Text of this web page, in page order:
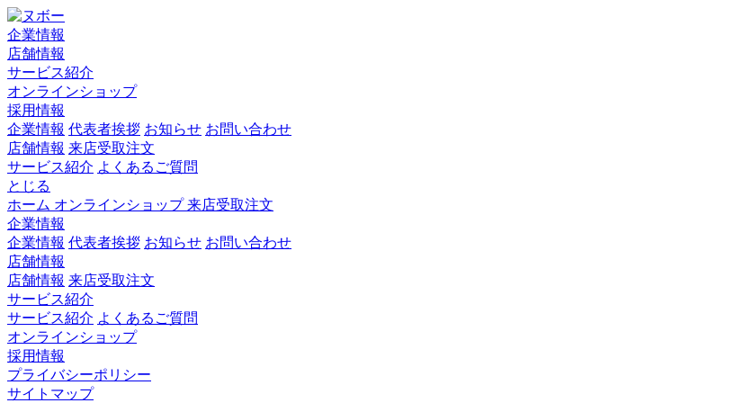
企業情報
店舗情報
サービス紹介
オンラインショップ
採用情報
企業情報 代表者挨拶 お知らせ お問い合わせ
店舗情報 来店受取注文
サービス紹介 よくあるご質問
とじる
ホーム オンラインショップ来店受取注文
企業情報
企業情報 代表者挨拶 お知らせ お問い合わせ
店舗情報
店舗情報 来店受取注文
サービス紹介
サービス紹介 よくあるご質問
オンラインショップ
採用情報
プライバシーポリシー
サイトマップ